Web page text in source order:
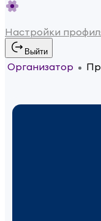
Настройки
Выйти
Организатор